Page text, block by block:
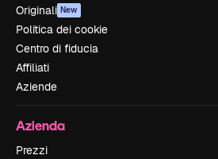
Originali New
Politica dei cookie
Centro di fiducia
Affiliati
Aziende
Azienda
Prezzi